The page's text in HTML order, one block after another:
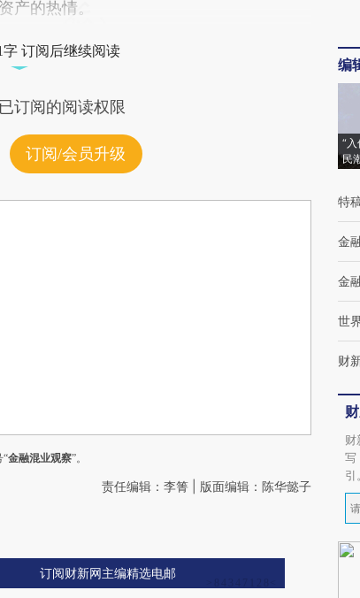
产的热情。
字 订阅后继续阅读
订阅的阅读权限
订阅/会员升级
“金融混业观察”。
责任编辑：李箐 | 版面编辑：陈华懿子
订阅财新网主编精选电邮
编
“
民
特
金
金
世
财
财
写
引。